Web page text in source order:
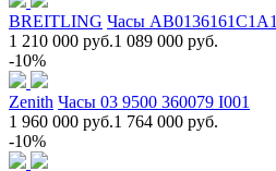
BREITLING Часы AB0136161C1A1
1 210 000 руб.1 089 000 руб.
-10%
Zenith Часы 03 9500 360079 I001
1 960 000 руб.1 764 000 руб.
-10%